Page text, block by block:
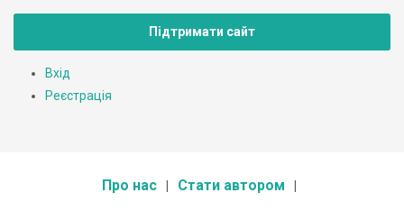
Підтримати сайт
Вхід
Реєстрація
Про нас Стати автором